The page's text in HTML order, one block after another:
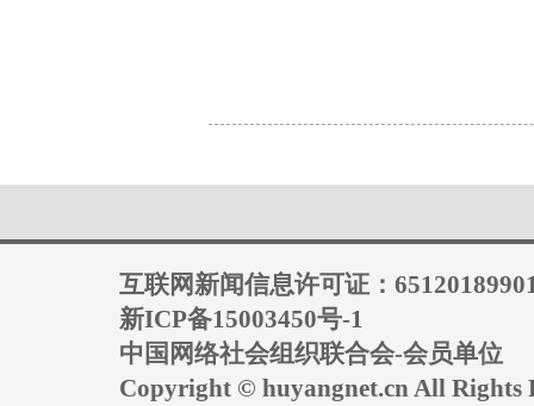
互联网新闻信息许可证：
新ICP备15003450号-1
中国网络社会组织联合会-会员单位
Copyright © huyangnet.cn All Rights